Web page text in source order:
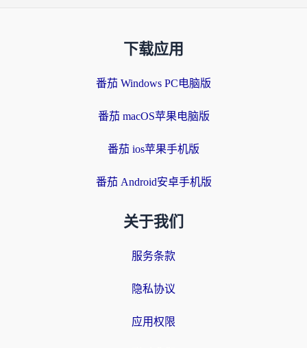
下载应用
番茄 Windows PC电脑版
番茄 macOS苹果电脑版
番茄 ios苹果手机版
番茄 Android安卓手机版
关于我们
服务条款
隐私协议
应用权限